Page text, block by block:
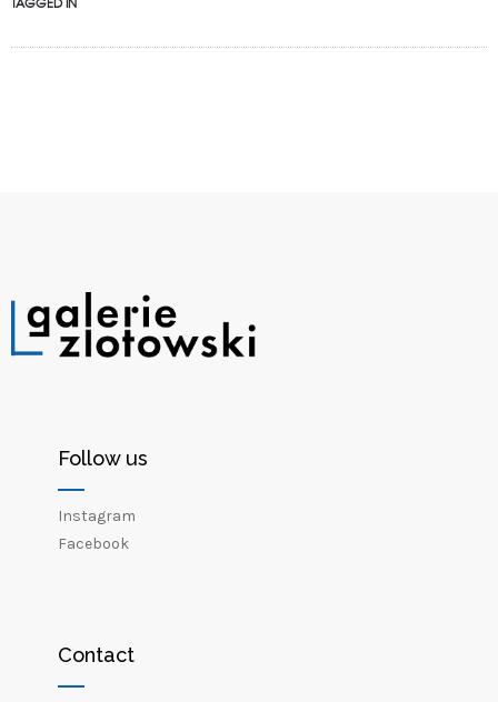
Follow us
Instagram
Facebook
Contact